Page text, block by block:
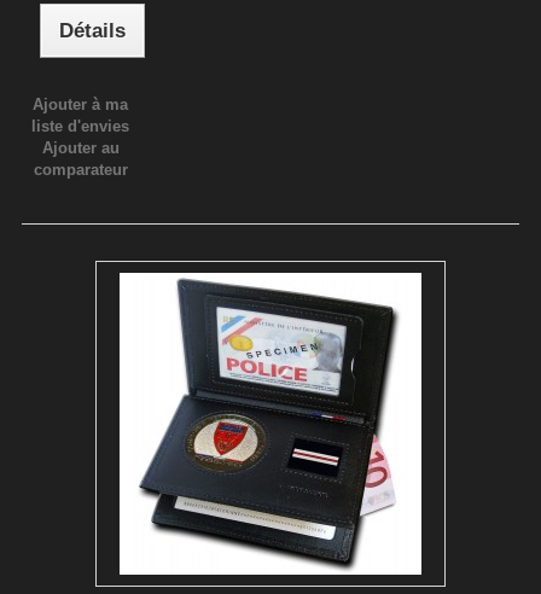
Détails
Ajouter à ma
liste d'envies
Ajouter au
comparateur